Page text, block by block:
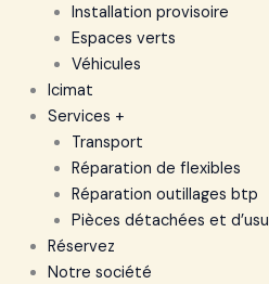
Installation provisoire
Espaces verts
Véhicules
Icimat
Services +
Transport
Réparation de flexibles
Réparation outillages btp
Pièces détachées et
Réservez
Notre société